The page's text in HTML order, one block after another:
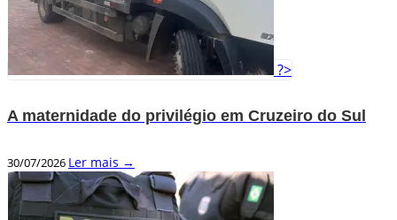
?>
A maternidade do privilégio em Cruzeiro do Sul
30/07/2026 Ler mais →